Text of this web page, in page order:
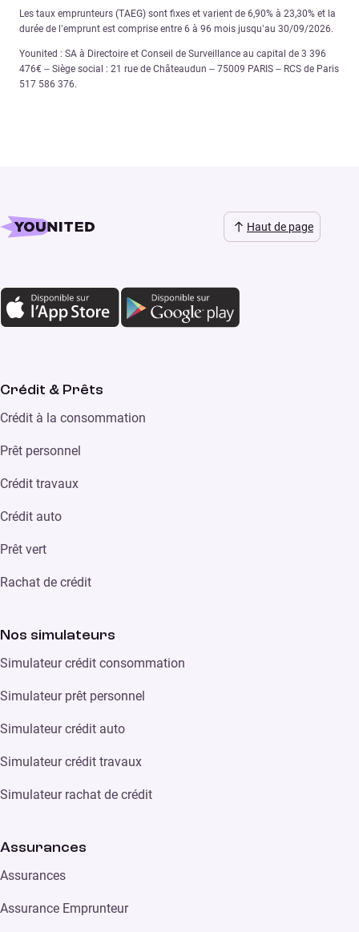
Les taux emprunteurs (TAEG) sont fixes et varient de 6,90% à 23,30% et la
durée de l’emprunt est comprise entre 6 à 96 mois jusqu’au 30/09/2026.
Younited : SA à Directoire et Conseil de Surveillance au capital de 3 396
476€ – Siège social : 21 rue de Châteaudun – 75009 PARIS – RCS de Paris
517 586 376.
Haut de page
Crédit & Prêts
Crédit à la consommation
Prêt personnel
Crédit travaux
Crédit auto
Prêt vert
Rachat de crédit
Nos simulateurs
Simulateur crédit consommation
Simulateur prêt personnel
Simulateur crédit auto
Simulateur crédit travaux
Simulateur rachat de crédit
Assurances
Assurances
Assurance Emprunteur